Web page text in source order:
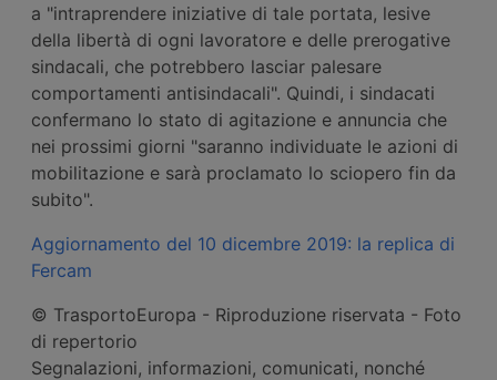
a "intraprendere iniziative di tale portata, lesive
della libertà di ogni lavoratore e delle prerogative
sindacali, che potrebbero lasciar palesare
comportamenti antisindacali". Quindi, i sindacati
confermano lo stato di agitazione e annuncia che
nei prossimi giorni "saranno individuate le azioni di
mobilitazione e sarà proclamato lo sciopero fin da
subito".
Aggiornamento del 10 dicembre 2019: la replica di
Fercam
© TrasportoEuropa - Riproduzione riservata - Foto
di repertorio
Segnalazioni, informazioni, comunicati, nonché